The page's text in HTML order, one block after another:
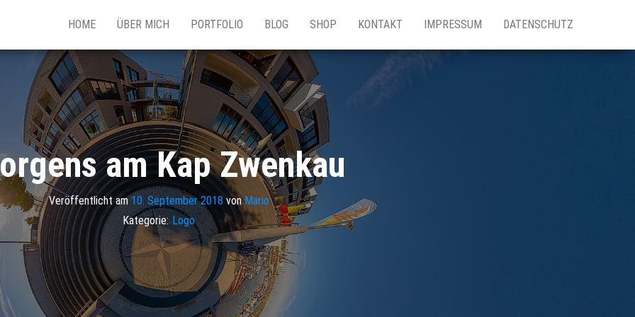
HOME ÜBER MICH PORTFOLIO BLOG SHOP KONTAKT IMPRESSUM DATENSCHUTZ
am Kap Zwenkau
Veröffentlicht am10. September 2018 vonMario
Kategorie: Logo